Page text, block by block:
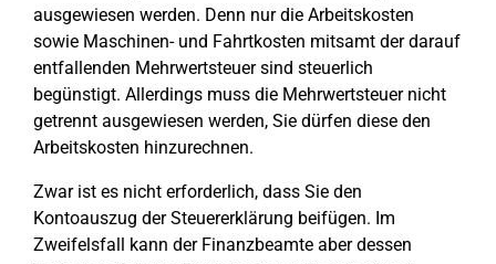
ausgewiesen werden. Denn nur die Arbeitskosten
sowie Maschinen- und Fahrtkosten mitsamt der darauf
entfallenden Mehrwertsteuer sind steuerlich
begünstigt. Allerdings muss die Mehrwertsteuer nicht
getrennt ausgewiesen werden, Sie dürfen diese den
Arbeitskosten hinzurechnen.
Zwar ist es nicht erforderlich, dass Sie den
Kontoauszug der Steuererklärung beifügen. Im
Zweifelsfall kann der Finanzbeamte aber dessen